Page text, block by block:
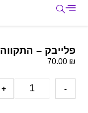
פלייבק – התקווה 6 – לחזור הביתה
70.00 ₪
-
+